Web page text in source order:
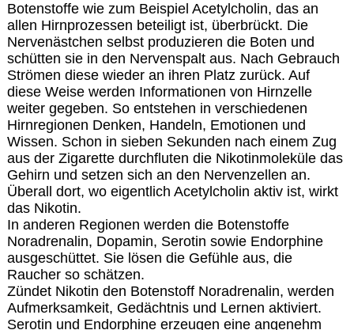
Botenstoffe wie zum Beispiel Acetylcholin, das an
allen Hirnprozessen beteiligt ist, überbrückt. Die
Nervenästchen selbst produzieren die Boten und
schütten sie in den Nervenspalt aus. Nach Gebrauch
Strömen diese wieder an ihren Platz zurück. Auf
diese Weise werden Informationen von Hirnzelle
weiter gegeben. So entstehen in verschiedenen
Hirnregionen Denken, Handeln, Emotionen und
Wissen. Schon in sieben Sekunden nach einem Zug
aus der Zigarette durchfluten die Nikotinmoleküle das
Gehirn und setzen sich an den Nervenzellen an.
Überall dort, wo eigentlich Acetylcholin aktiv ist, wirkt
das Nikotin.
In anderen Regionen werden die Botenstoffe
Noradrenalin, Dopamin, Serotin sowie Endorphine
ausgeschüttet. Sie lösen die Gefühle aus, die
Raucher so schätzen.
Zündet Nikotin den Botenstoff Noradrenalin, werden
Aufmerksamkeit, Gedächtnis und Lernen aktiviert.
Serotin und Endorphine erzeugen eine angenehm